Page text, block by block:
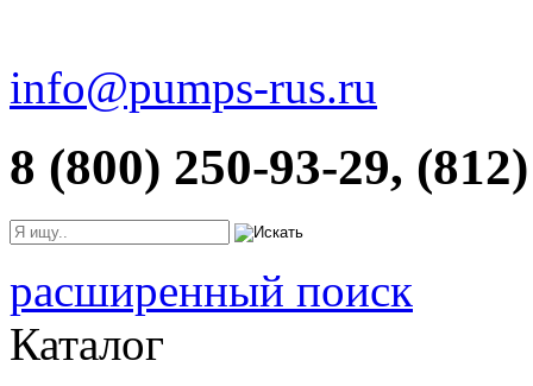
info@pumps-rus.ru
8 (800) 250-93-29,
расширенный поиск
Каталог